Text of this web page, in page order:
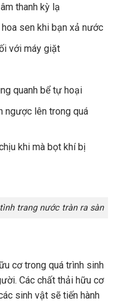
thanh kỳ lạ
sen khi bạn xả nước
với máy giặt
quanh bể tự hoại
ngược lên trong quá
khi mà bọt khí bị
trang nước tràn ra sàn
cơ trong quá trình sinh
Các chất thải hữu cơ
sinh vật sẽ tiến hành